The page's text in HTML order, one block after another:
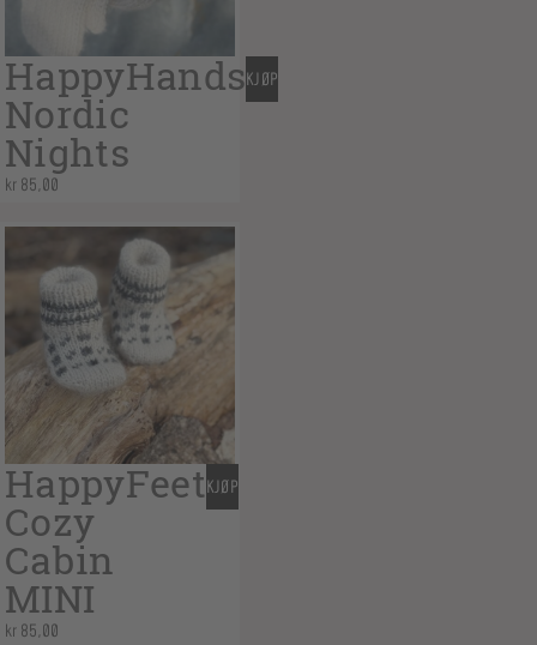
HappyHands
Nordic
Nights
kr 85,00
KJØP
HappyFeet
Cozy
Cabin
MINI
kr 85,00
KJØP